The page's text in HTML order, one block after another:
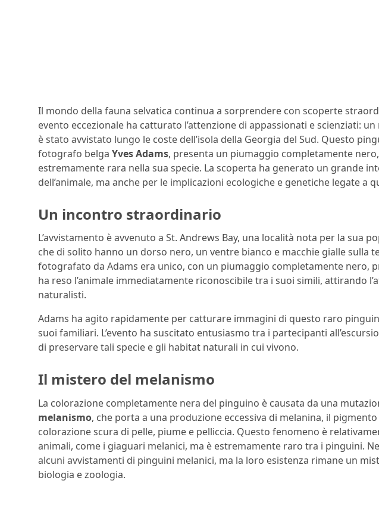
Il mondo della fauna selvatica continua a sorprendere con scoperte
evento eccezionale ha catturato l’attenzione di appassionati e scienziati:
è stato avvistato lungo le coste dell’isola della Georgia del Sud. Questo
fotografo belga Yves Adams, presenta un piumaggio completamente
estremamente rara nella sua specie. La scoperta ha generato un grande
dell’animale, ma anche per le implicazioni ecologiche e genetiche legate a
Un incontro straordinario
L’avvistamento è avvenuto a St. Andrews Bay, una località nota per la sua
che di solito hanno un dorso nero, un ventre bianco e macchie gialle sulla
fotografato da Adams era unico, con un piumaggio completamente nero,
ha reso l’animale immediatamente riconoscibile tra i suoi simili, attirando
naturalisti.
Adams ha agito rapidamente per catturare immagini di questo raro
suoi familiari. L’evento ha suscitato entusiasmo tra i partecipanti
di preservare tali specie e gli habitat naturali in cui vivono.
Il mistero del melanismo
La colorazione completamente nera del pinguino è causata da una
melanismo, che porta a una produzione eccessiva di melanina, il
colorazione scura di pelle, piume e pelliccia. Questo fenomeno è
animali, come i giaguari melanici, ma è estremamente raro tra i pinguini.
alcuni avvistamenti di pinguini melanici, ma la loro esistenza rimane un
biologia e zoologia.